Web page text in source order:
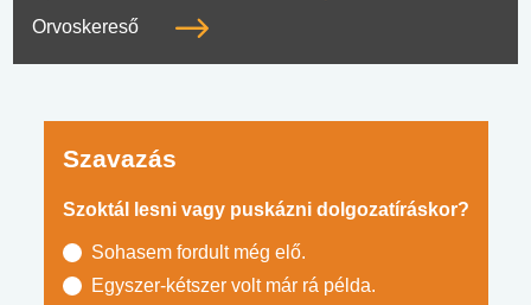
Orvoskereső
Szavazás
Szoktál lesni vagy puskázni dolgozatíráskor?
Sohasem fordult még elő.
Egyszer-kétszer volt már rá példa.